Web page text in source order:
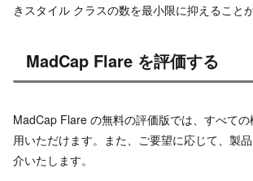
きスタイル クラスの数を最小限に抑えること
MadCap Flare を評価する
MadCap Flare の無料の評価版では、すべて
用いただけます。また、ご要望に応じて、製
介いたします。